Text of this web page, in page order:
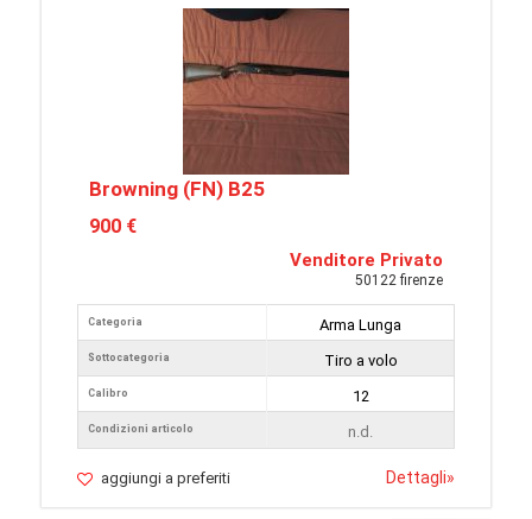
Browning (FN) B25
900 €
Venditore Privato
50122 firenze
Categoria
Sottocategoria
Calibro
Condizioni articolo
Arma Lunga
Tiro a volo
12
n.d.
aggiungi a preferiti Dettagli»